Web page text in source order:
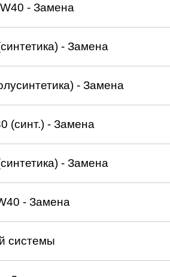
- Замена
- Замена
- Замена
(синт.) - Замена
- Замена
- Замена
системы